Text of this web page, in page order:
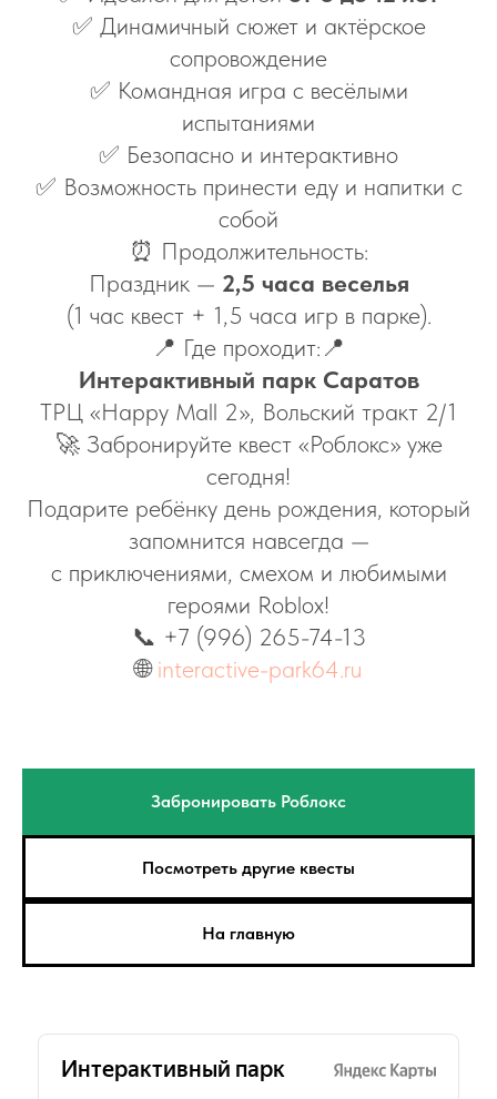
✅ Динамичный сюжет и актёрское
сопровождение
✅ Командная игра с весёлыми
испытаниями
✅ Безопасно и интерактивно
✅ Возможность принести еду и напитки с
собой
⏰ Продолжительность:
Праздник — 2,5 часа веселья
(1 час квест + 1,5 часа игр в парке).
📍 Где проходит:📍
Интерактивный парк Саратов
ТРЦ «Happy Mall 2», Вольский тракт 2/1
🚀 Забронируйте квест «Роблокс» уже
сегодня!
Подарите ребёнку день рождения, который
запомнится навсегда —
с приключениями, смехом и любимыми
героями Roblox!
📞 +7 (996) 265-74-13
🌐interactive-park64.ru
Забронировать Роблокс
Посмотреть другие квесты
На главную